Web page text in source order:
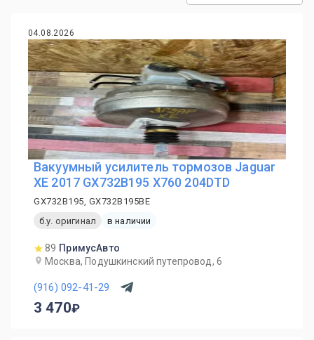
04.08.2026
Вакуумный усилитель тормозов Jaguar
XE 2017 GX732B195 X760 204DTD
GX732B195, GX732B195BE
б.у. оригинал
в наличии
89 ПримусАвто
Москва, Подушкинский путепровод, 6
(916) 092-41-29
3 470